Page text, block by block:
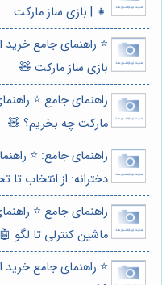
👧 | بازی ساز مارکت
⭐️ راهنمای جامع خرید
بازی ساز مارکت 🧸
راهنمای جامع ⭐️
مارکت چه بخریم؟ 🧸
راهنمای جامع: ⭐️
دخترانه: از انتخاب
راهنمای جامع ⭐️
ماشین کنترلی تا لگو 🤖
⭐️ راهنمای جامع